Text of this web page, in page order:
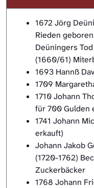
1672 Jörg
Rieden
Deüningers
(1660/61)
1693 Hannß
1709
1710 Johann
für 700 Gulden
1741 Johann
erkauft)
Johann Jakob
(1720-1762)
Zuckerbäcker
1768 Johann